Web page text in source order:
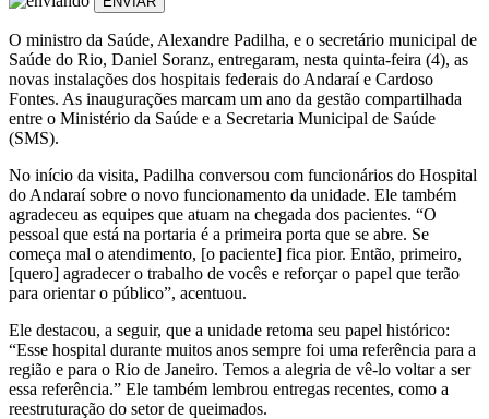
O ministro da Saúde, Alexandre Padilha, e o secretário municipal de
Saúde do Rio, Daniel Soranz, entregaram, nesta quinta-feira (4), as
novas instalações dos hospitais federais do Andaraí e Cardoso
Fontes. As inaugurações marcam um ano da gestão compartilhada
entre o Ministério da Saúde e a Secretaria Municipal de Saúde
(SMS).
No início da visita, Padilha conversou com funcionários do Hospital
do Andaraí sobre o novo funcionamento da unidade. Ele também
agradeceu as equipes que atuam na chegada dos pacientes. “O
pessoal que está na portaria é a primeira porta que se abre. Se
começa mal o atendimento, [o paciente] fica pior. Então, primeiro,
[quero] agradecer o trabalho de vocês e reforçar o papel que terão
para orientar o público”, acentuou.
Ele destacou, a seguir, que a unidade retoma seu papel histórico:
“Esse hospital durante muitos anos sempre foi uma referência para a
região e para o Rio de Janeiro. Temos a alegria de vê-lo voltar a ser
essa referência.” Ele também lembrou entregas recentes, como a
reestruturação do setor de queimados.